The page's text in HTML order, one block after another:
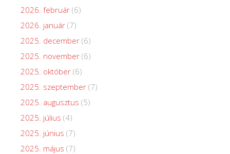
2026. február (6)
2026. január (7)
2025. december (6)
2025. november (6)
2025. október (6)
2025. szeptember (7)
2025. augusztus (5)
2025. július (4)
2025. június (7)
2025. május (7)